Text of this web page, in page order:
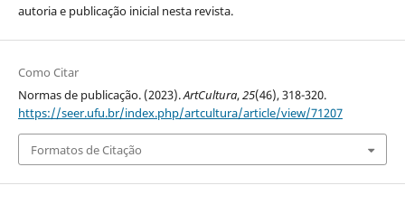
autoria e publicação inicial nesta revista.
Como Citar
Normas de publicação. (2023).ArtCultura,25(46), 318-320.
https://seer.ufu.br/index.php/artcultura/article/view/71207
Formatos de Citação